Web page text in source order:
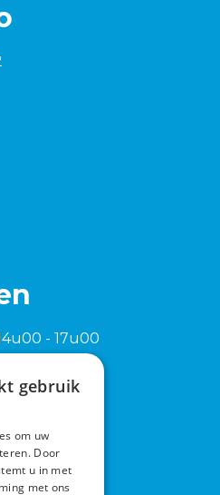
- 17u00
gebruik
om uw
Door
u in met
met ons